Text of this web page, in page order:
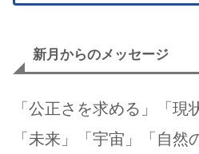
新月からのメッセージ
「公正さを求める」「現
「未来」「宇宙」「自然